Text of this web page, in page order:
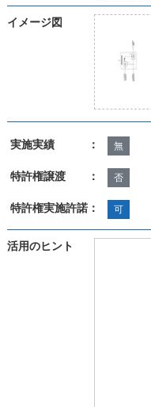
イメージ図
実施実績 ： 無
特許権譲渡 ： 否
特許権実施許諾： 可
活用のヒント